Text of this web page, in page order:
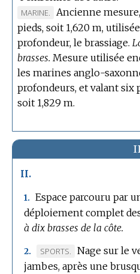
MARQUE
DE
DOMAINE
:
MARINE.
Ancienne
pieds, soit 1,620 m,
profondeur, le brassiage.
brasses. Mesure utilisée
les marines anglo-
profondeurs, et valant six
soit 1,829 m.
II.
1. Espace parcouru par
déploiement complet
à dix brasses de la côte.
2.
MARQUE
DE
SPORTS.
Nage sur le
jambes, après une